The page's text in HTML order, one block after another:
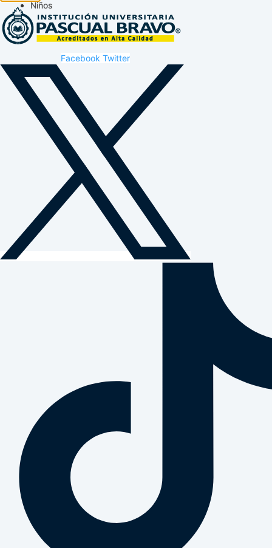
Niños
Facebook Twitter